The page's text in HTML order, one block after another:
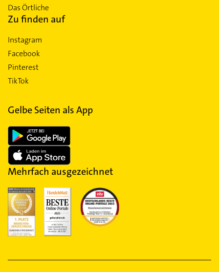
Das Örtliche
Zu finden auf
Instagram
Facebook
Pinterest
TikTok
Gelbe Seiten als App
Mehrfach ausgezeichnet